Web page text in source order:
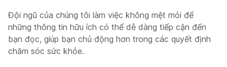
Đội ngũ của chúng tôi làm việc không mệt mỏi để
những thông tin hữu ích có thể dễ dàng tiếp cận đến
bạn đọc, giúp bạn chủ động hơn trong các quyết định
chăm sóc sức khỏe.